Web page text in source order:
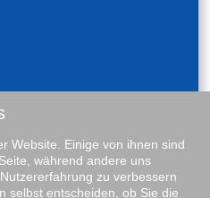
Informationen: Freizeit und
Website. Einige von ihnen sind
während andere uns
zu verbessern
selbst entscheiden, ob Sie die